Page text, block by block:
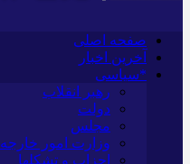
صفحه اصلی
آخرین اخبار
*سیاسی
رهبر انقلاب
دولت
مجلس
وزارت امور خارجه
احزاب و تشکلها